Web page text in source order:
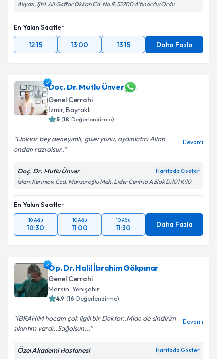
Akyazı, Şht. Ali Gaffar Okkan Cd. No:9, 52200 Altınordu/Ordu
En Yakın Saatler
12:15
13:00 13:15 Daha Fazla
Doç. Dr. Mutlu Ünver
Genel Cerrahi
İzmir, Bayraklı
5 (18 Değerlendirme)
Doktor bey deneyimli, güleryüzlü, aydınlatıcı Allah
ondan razı olsun.
Devamı
Doç. Dr. Mutlu Ünver Haritada Göster
İslam Kerimov. Cad. Mansuroğlu Mah. Lider Centrio A Blok D:101 K:10
En Yakın Saatler
10 Ağu
10:30
10 Ağu
11:00
10 Ağu
11:30 Daha Fazla
Op. Dr. Halil İbrahim Gökpınar
Genel Cerrahi
Mersin, Yenişehir
4.9 (16 Değerlendirme)
İBRAHiM hocam çok ilgili bir Doktor..Mide de sindirim
sıkıntım vardı..Sağolsun...
Devamı
Özel Akademi Hastanesi Haritada Göster